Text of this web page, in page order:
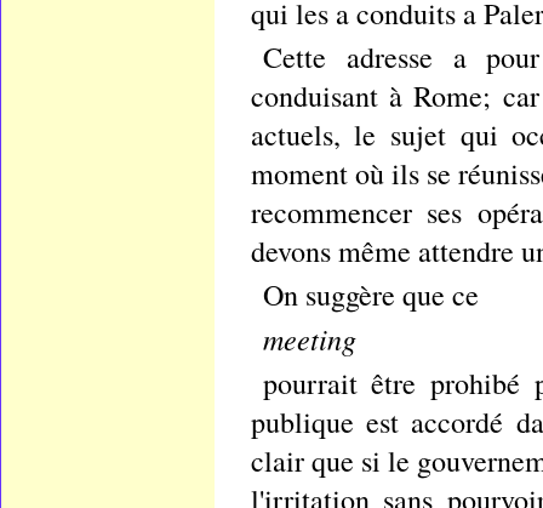
qui les a conduits a
Cette adresse a
conduisant à Rome;
actuels, le sujet qui
moment où ils se
recommencer ses
devons même attendre
On suggère que ce
meeting
pourrait être prohibé
publique est accordé
clair que si le
l'irritation sans